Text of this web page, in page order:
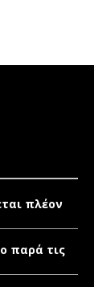
πλέον
παρά τις